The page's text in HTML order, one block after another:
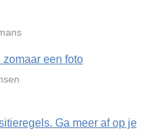
zomaar een foto
Ga meer af op je